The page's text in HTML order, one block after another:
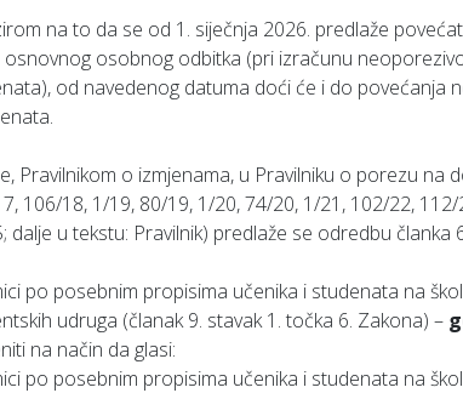
na to da se od 1. siječnja 2026. predlaže
osnovnog osobnog odbitka (pri izračunu
od navedenog datuma doći će i do povećanja
Pravilnikom o izmjenama, u Pravilniku o porezu na
106/18, 1/19, 80/19, 1/20, 74/20, 1/21, 102/22,
dalje u tekstu: Pravilnik) predlaže se odredbu članka
po posebnim propisima učenika i studenata na
udruga (članak 9. stavak 1. točka 6. Zakona) –
na način da glasi:
po posebnim propisima učenika i studenata na